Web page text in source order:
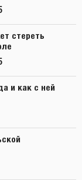
стереть
и как с ней